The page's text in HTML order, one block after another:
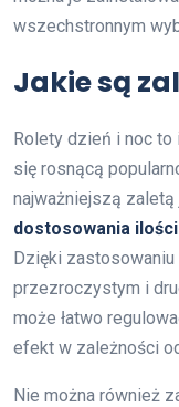
wszechstronnym
Jakie są
Rolety dzień i noc
się rosnącą
najważniejszą
dostosowania ilości
Dzięki zastosowaniu
przezroczystym i
może łatwo
efekt w zależności
Nie można również